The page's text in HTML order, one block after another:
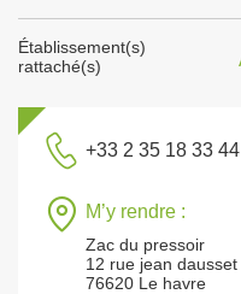
Établissement(s)
rattaché(s)
+33 2 35 18 33 44
M’y rendre :
Zac du pressoir
12 rue jean dausset
76620 Le havre